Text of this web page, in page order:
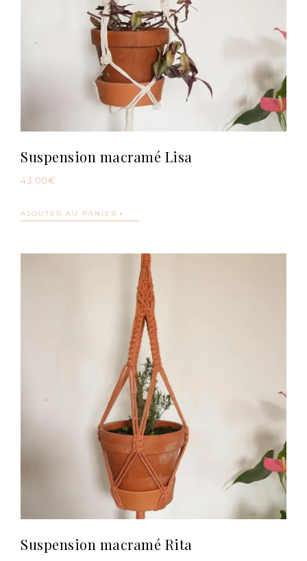
Suspension macramé Lisa
43,00 €
AJOUTER AU PANIER
Suspension macramé Rita